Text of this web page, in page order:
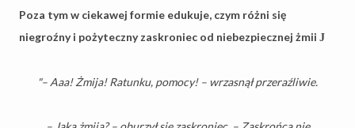
Poza tym w ciekawej formie edukuje, czym różni się
niegroźny i pożyteczny zaskroniec od niebezpiecznej żmii J
"– Aaa! Żmija! Ratunku, pomocy! – wrzasnął przeraźliwie.